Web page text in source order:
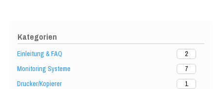
Kategorien
Einleitung & FAQ
2
Monitoring Systeme
7
Drucker/Kopierer
1